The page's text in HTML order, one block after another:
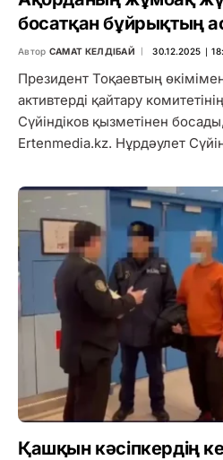
босатқан бұйрықтың
Автор САМАТ КЕЛДІБАЙ 30.12.2025 ∣
Президент Тоқаевтың
активтерді қайтару
Сүйіндіков қызметінен
Ertenmedia.kz. Нұрдәулет
Қашқын кәсіпкердің